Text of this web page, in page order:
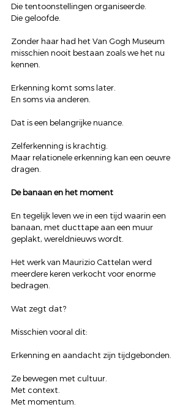
Die tentoonstellingen organiseerde.
Die geloofde.
Zonder haar had het Van Gogh Museum
misschien nooit bestaan zoals we het nu
kennen.
Erkenning komt soms later.
En soms via anderen.
Dat is een belangrijke nuance.
Zelferkenning is krachtig.
Maar relationele erkenning kan een oeuvre
dragen.
De banaan en het moment
En tegelijk leven we in een tijd waarin een
banaan, met ducttape aan een muur
geplakt, wereldnieuws wordt.
Het werk van Maurizio Cattelan werd
meerdere keren verkocht voor enorme
bedragen.
Wat zegt dat?
Misschien vooral dit:
Erkenning en aandacht zijn tijdgebonden.
Ze bewegen met cultuur.
Met context.
Met momentum.